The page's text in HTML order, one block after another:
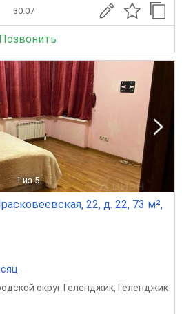
30.07
Позвонить
1 из 5
22, д. 22, 73 м²,
округ Геленджик, Геленджик